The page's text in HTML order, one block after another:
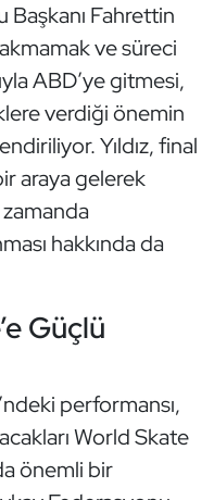
Başkanı Fahrettin
ve süreci
ABD’ye gitmesi,
verdiği önemin
Yıldız, final
araya gelerek
hakkında da
Güçlü
performansı,
World Skate
önemli bir